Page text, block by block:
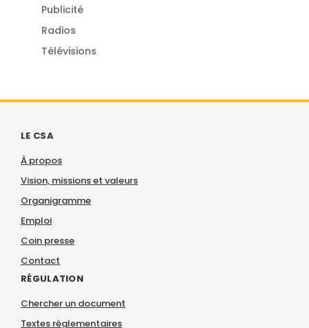
Publicité
Radios
Télévisions
LE CSA
À propos
Vision, missions et valeurs
Organigramme
Emploi
Coin presse
Contact
RÉGULATION
Chercher un document
Textes réglementaires